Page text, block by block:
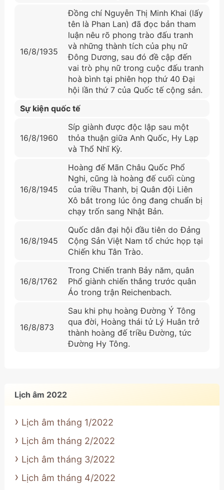
16/8/1935
Đồng chí Nguyễn Thị Minh Khai (lấy
tên là Phan Lan) đã đọc bản tham
luận nêu rõ phong trào đấu tranh
và những thành tích của phụ nữ
Đông Dương, sau đó đề cập đến
vai trò phụ nữ trong cuộc đấu tranh
hoà bình tại phiên họp thứ 40 Đại
hội lần thứ 7 của Quốc tế cộng sản.
Sự kiện quốc tế
16/8/1960
Síp giành được độc lập sau một
thỏa thuận giữa Anh Quốc, Hy Lạp
và Thổ Nhĩ Kỳ.
16/8/1945
Hoàng đế Mãn Châu Quốc Phổ
Nghi, cũng là hoàng đế cuối cùng
của triều Thanh, bị Quân đội Liên
Xô bắt trong lúc ông đang chuẩn bị
chạy trốn sang Nhật Bản.
16/8/1945
Quốc dân đại hội đầu tiên do Đảng
Cộng Sản Việt Nam tổ chức họp tại
Chiến khu Tân Trào.
16/8/1762
Trong Chiến tranh Bảy năm, quân
Phổ giành chiến thắng trước quân
Áo trong trận Reichenbach.
16/8/873
Sau khi phụ hoàng Đường Ý Tông
qua đời, Hoàng thái tử Lý Huân trở
thành hoàng đế triều Đường, tức
Đường Hy Tông.
Lịch âm 2022
Lịch âm tháng 1/2022
Lịch âm tháng 2/2022
Lịch âm tháng 3/2022
Lịch âm tháng 4/2022